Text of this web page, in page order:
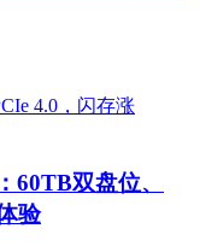
60TB双盘位、
验